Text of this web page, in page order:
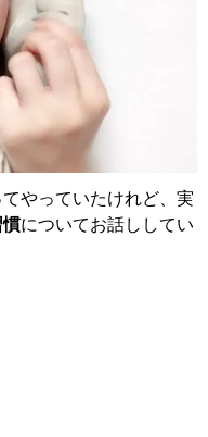
やっていたけれど、実
慣についてお話ししてい